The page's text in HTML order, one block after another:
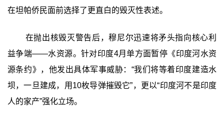
在坦帕侨民面前选择了更直白的毁灭性表述。
在抛出核毁灭警告后，穆尼尔迅速将矛头指向核心利
益争端——水资源。针对印度4月单方面暂停《印度河水资
源条约》，他发出具体军事威胁：“我们将等着印度建造水
坝，一旦建成，用10枚导弹摧毁它”，更以“印度河不是印度
人的家产”强化立场。